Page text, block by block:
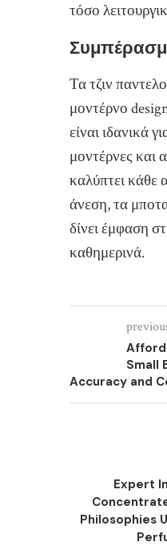
τόσο
Τα τζιν
μοντέρνο
είναι ιδανικά
μοντέρνες και
καλύπτει κάθε
άνεση, τα
δίνει έμφαση
καθημερινά.
Small
Accuracy and
Expert
Philosophies